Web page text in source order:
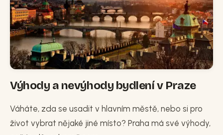
Výhody a nevýhody bydlení v Praze
Váháte, zda se usadit v hlavním městě, nebo si pro
život vybrat nějaké jiné místo? Praha má své výhody,